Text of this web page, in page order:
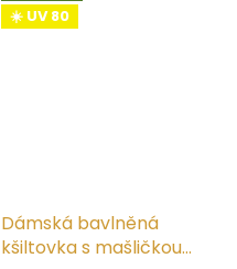
☀️ UV 80
Dámská bavlněná
kšiltovka s mašličkou